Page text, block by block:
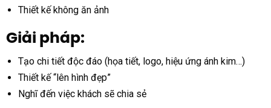
Thiết kế không ăn ảnh
Giải pháp:
Tạo chi tiết độc đáo (họa tiết, logo, hiệu ứng ánh kim…)
Thiết kế “lên hình đẹp”
Nghĩ đến việc khách sẽ chia sẻ